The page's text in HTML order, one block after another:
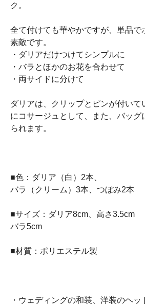
ク。
全て付けても華やかですが、単品で
素敵です。
・ダリアだけつけてシンプルに
・バラとほかのお花を合わせて
・両サイドに分けて
ダリアは、クリップとピンが付いて
にコサージュとして、また、バッグ
られます。
■色：ダリア（白）2本、
バラ（クリーム）3本、つぼみ2本
■サイズ：ダリア8cm、高さ3.5cm
バラ5cm
■材質：ポリエステル製
・ウェディングの和装、洋装のヘ